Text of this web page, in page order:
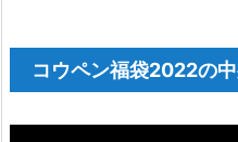
コウペン福袋2022の中